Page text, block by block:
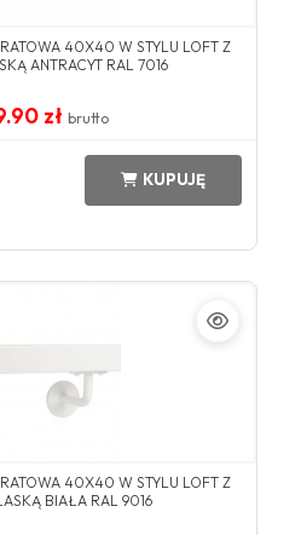
40X40 W STYLU LOFT Z
ANTRACYT RAL 7016
zł brutto
KUPUJĘ
40X40 W STYLU LOFT Z
BIAŁA RAL 9016